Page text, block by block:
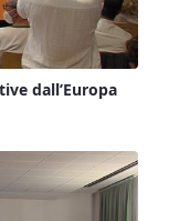
dall’Europa